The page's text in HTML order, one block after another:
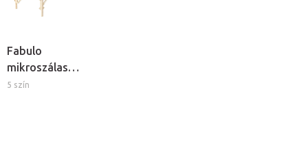
Fabulo
mikroszálas
elasztikus
5 szín